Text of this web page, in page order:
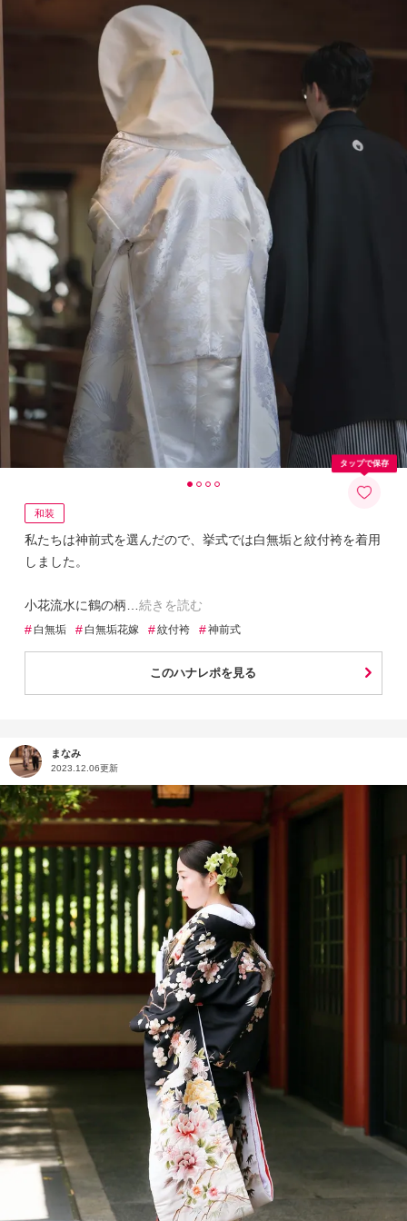
和装
タップで保存
私たちは神前式を選んだので、挙式では白無垢と紋付袴を着用
しました。
小花流水に鶴の柄
続きを読む
# 白無垢 # 白無垢花嫁 #紋付袴 #神前式
このハナレポを見る
まなみ
2023.12.06更新